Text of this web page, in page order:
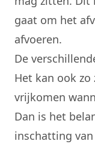
gaat om het
afvoeren.
De
Het kan ook
vrijkomen
Dan is het
inschatting